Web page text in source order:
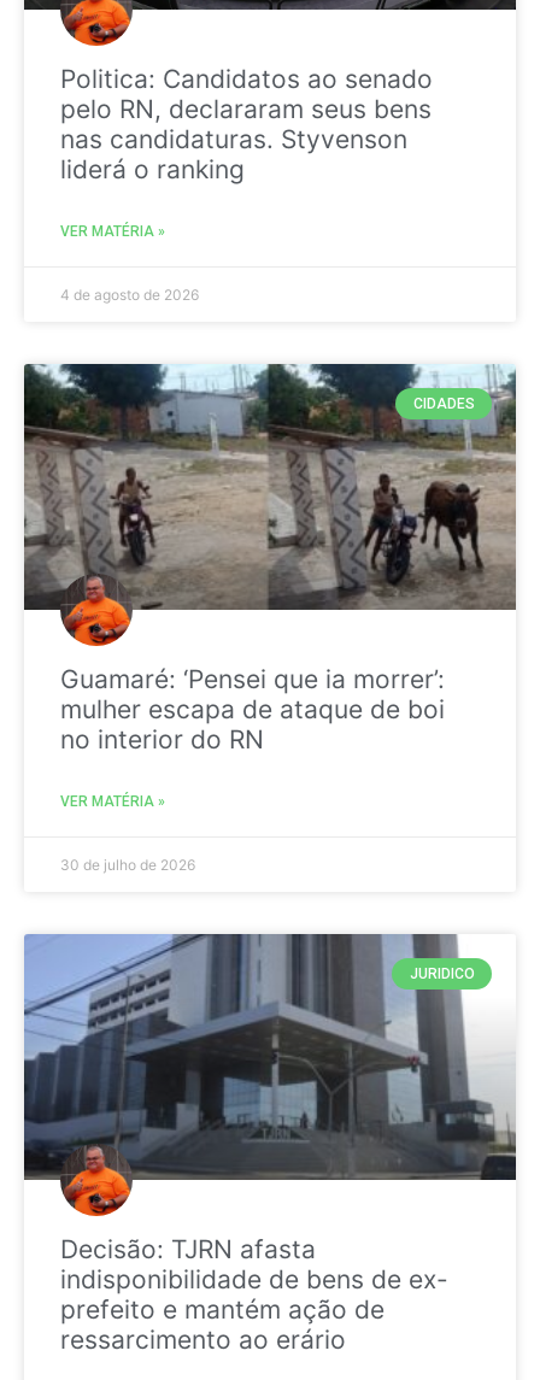
Politica: Candidatos ao senado
pelo RN, declararam seus bens
nas candidaturas. Styvenson
liderá o ranking
VER MATÉRIA »
4 de agosto de 2026
CIDADES
Guamaré: ‘Pensei que ia morrer’:
mulher escapa de ataque de boi
no interior do RN
VER MATÉRIA »
30 de julho de 2026
JURIDICO
Decisão: TJRN afasta
indisponibilidade de bens de ex-
prefeito e mantém ação de
ressarcimento ao erário